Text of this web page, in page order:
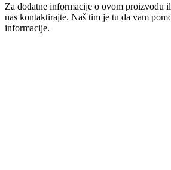
Za dodatne informacije o ovom proizvodu
nas kontaktirajte. Naš tim je tu da vam
informacije.